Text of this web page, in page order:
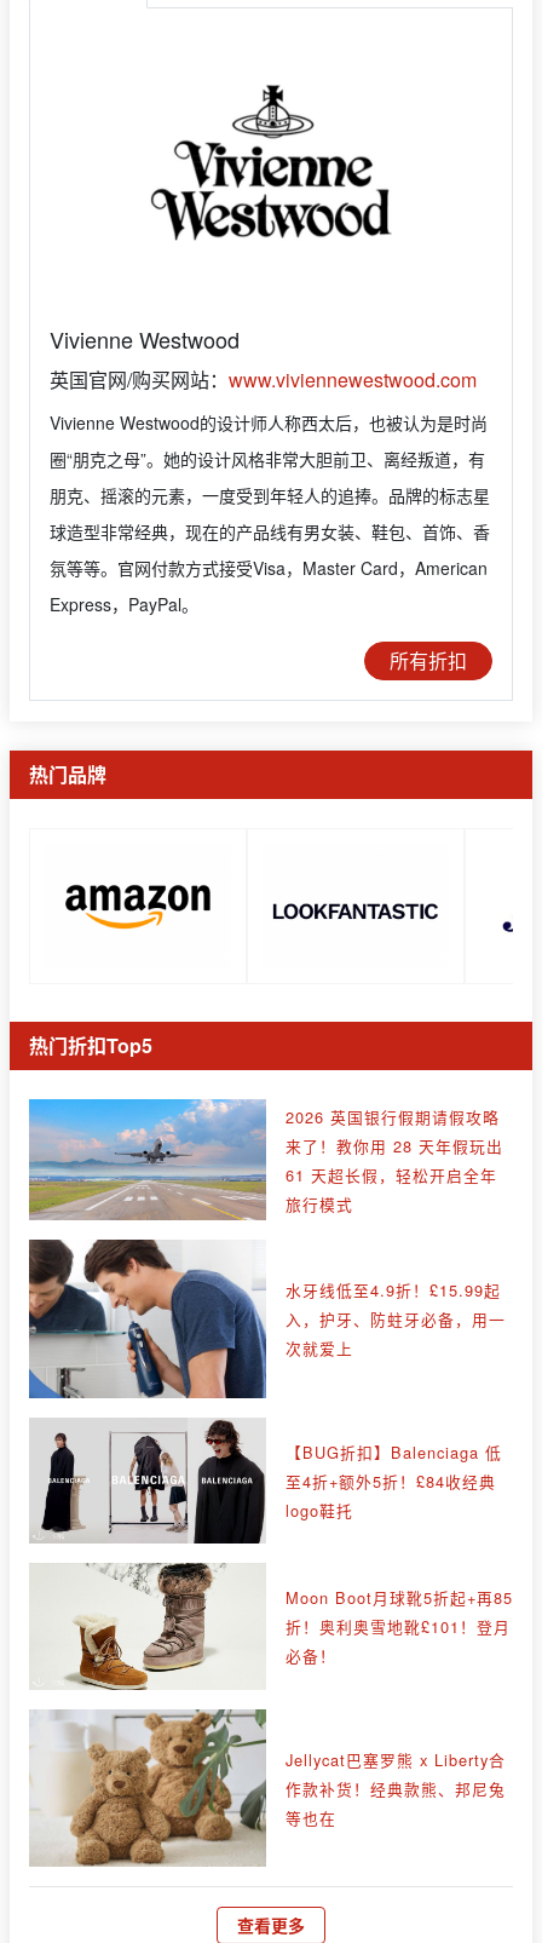
Vivienne Westwood
英国官网/购买网站： www.viviennewestwood.com
Vivienne Westwood的设计师人称西太后，也被认为是时尚
圈“朋克之母”。她的设计风格非常大胆前卫、离经叛道，有
朋克、摇滚的元素，一度受到年轻人的追捧。品牌的标志星
球造型非常经典，现在的产品线有男女装、鞋包、首饰、香
氛等等。官网付款方式接受Visa，Master Card，American
Express，PayPal。
所有折扣
热门品牌
热门折扣Top5
2026 英国银行假期请假攻略
来了！教你用 28 天年假玩出
61 天超长假，轻松开启全年
旅行模式
水牙线低至4.9折！£15.99起
入，护牙、防蛀牙必备，用一
次就爱上
【BUG折扣】Balenciaga 低
至4折+额外5折！£84收经典
logo鞋托
Moon Boot月球靴5折起+再85
折！奥利奥雪地靴£101！登月
必备！
Jellycat巴塞罗熊 x Liberty合
作款补货！经典款熊、邦尼兔
等也在
查看更多